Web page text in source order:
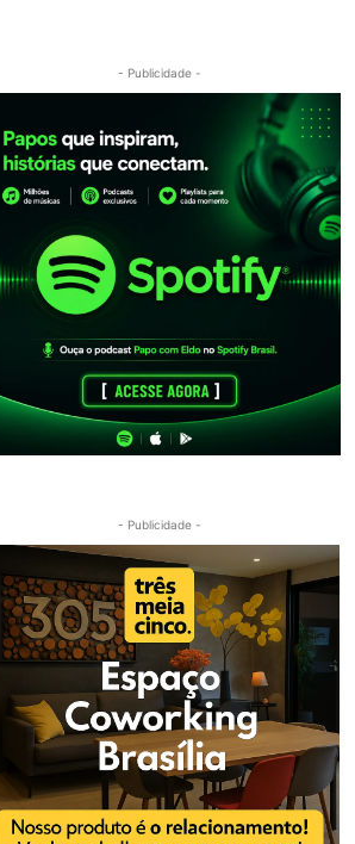
- Publicidade -
- Publicidade -